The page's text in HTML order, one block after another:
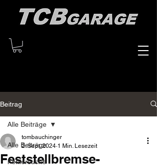
Beitrag
Alle Beiträge
Fehlersuche
Alle Beiträge
Feststellbremse-
tombauchinger
2. Sept. 2024 1 Min. Lesezeit